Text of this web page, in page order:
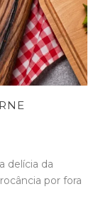
delícia da
por fora